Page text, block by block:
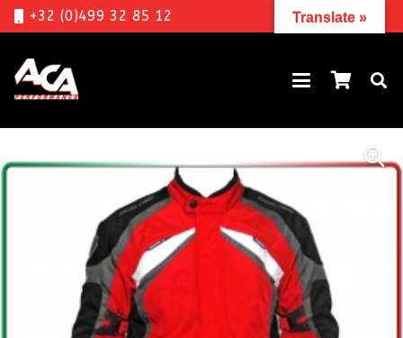
+32 (0)499 32 85 12 Translate »